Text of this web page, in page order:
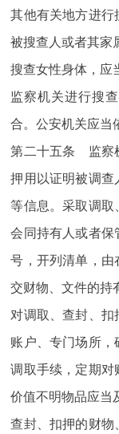
其他有关地方进行
被搜查人或者其家
搜查女性身体，应
监察机关进行搜
合。公安机关应当
第二十五条 监察
押用以证明被调查
等信息。采取调取
会同持有人或者保
号，开列清单，由
交财物、文件的持
对调取、查封、扣
账户、专门场所，
调取手续，定期对
价值不明物品应当
查封、扣押的财物